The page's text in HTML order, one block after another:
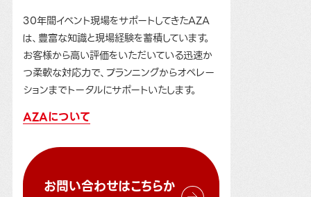
30年間イベント現場をサポートしてきたAZA
は、豊富な知識と現場経験を蓄積しています。
お客様から高い評価をいただいている迅速か
つ柔軟な対応力で、プランニングからオペレー
ションまでトータルにサポートいたします。
AZAについて
お問い合わせはこちらか